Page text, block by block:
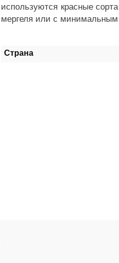
Страна
используются красные
мергеля или с минимальным